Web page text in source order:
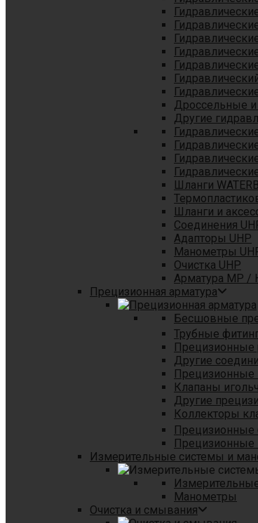
Дроссельные
Другие
Шланги
Шланги и
Соединения
Адапторы UHP
Манометры
Очистка UHP
Арматура MP /
Прецизионная арматура
Бесшовные
Трубные
Прецизионные
Другие
Клапаны
Другие
Коллекторы
Прецизионные
Прецизионные
Измерительные системы и
Манометры
Очистка и смывания